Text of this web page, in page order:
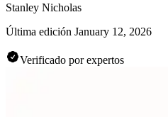
Stanley Nicholas
Última edición January 12, 2026
Verificado por expertos